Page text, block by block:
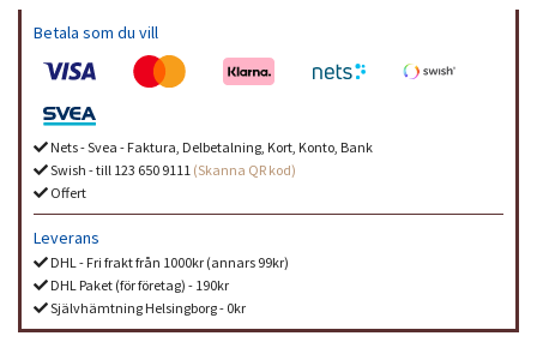
Betala som du vill
Nets - Svea - Faktura, Delbetalning, Kort, Konto, Bank
Swish - till 123 650 9111 (Skanna QR kod)
Offert
Leverans
DHL - Fri frakt från 1000kr (annars 99kr)
DHL Paket (för företag) - 190kr
Självhämtning Helsingborg - 0kr